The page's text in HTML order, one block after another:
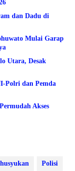
dan Dadu di
Mulai Garap
Utara, Desak
Polri dan Pemda
Akses
Polisi